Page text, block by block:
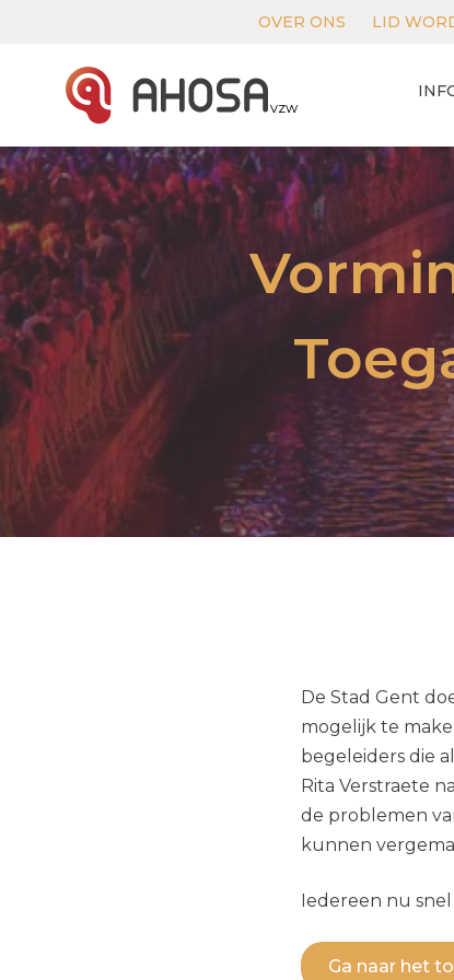
OVER ONS LID
vzw
De Stad Gent
mogelijk te
begeleiders die
Rita Verstraete
de problemen
kunnen
Iedereen nu
Ga naar het